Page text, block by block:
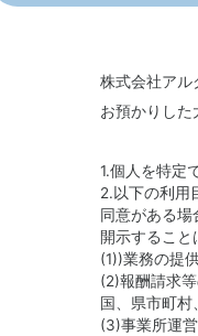
株式会社アル
お預かりした
1.個人を特定
2.以下の利用
同意がある場
開示すること
(1))業務の提
(2)報酬請求
国、県市町
(3)事業所運